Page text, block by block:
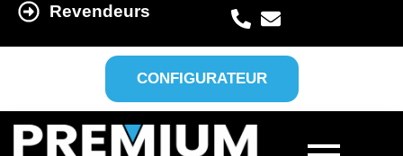
Revendeurs
CONFIGURATEUR